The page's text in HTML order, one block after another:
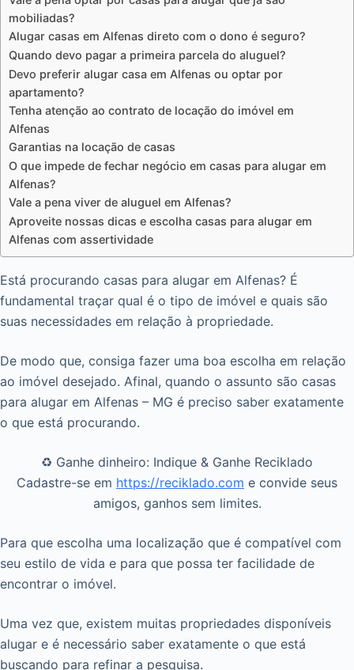
mobiliadas?
Alugar casas em Alfenas direto com o dono é seguro?
Quando devo pagar a primeira parcela do aluguel?
Devo preferir alugar casa em Alfenas ou optar por
apartamento?
Tenha atenção ao contrato de locação do imóvel em
Alfenas
Garantias na locação de casas
O que impede de fechar negócio em casas para alugar em
Alfenas?
Vale a pena viver de aluguel em Alfenas?
Aproveite nossas dicas e escolha casas para alugar em
Alfenas com assertividade
Está procurando casas para alugar em Alfenas? É
fundamental traçar qual é o tipo de imóvel e quais são
suas necessidades em relação à propriedade.
De modo que, consiga fazer uma boa escolha em relação
ao imóvel desejado. Afinal, quando o assunto são casas
para alugar em Alfenas – MG é preciso saber exatamente
o que está procurando.
♻️ Ganhe dinheiro: Indique & Ganhe Reciklado
Cadastre-se em https://reciklado.com e convide seus
amigos, ganhos sem limites.
Para que escolha uma localização que é compatível com
seu estilo de vida e para que possa ter facilidade de
encontrar o imóvel.
Uma vez que, existem muitas propriedades disponíveis
alugar e é necessário saber exatamente o que está
buscando para refinar a pesquisa.